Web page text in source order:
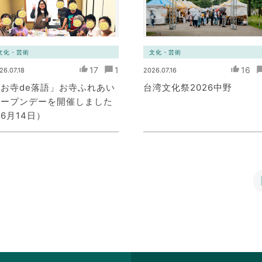
化・芸術
17 1
寺de落語」お寺ふれあい
プンデーを開催しました
月14日）
文化・芸術
2026.07.16 16
台湾文化祭2026中野